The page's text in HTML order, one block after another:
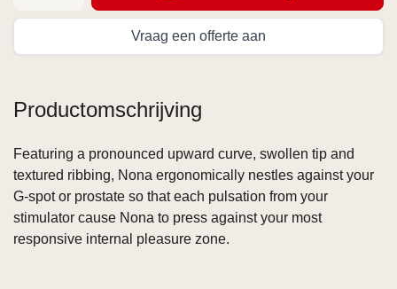
Vraag een offerte aan
Productomschrijving
Featuring a pronounced upward curve, swollen tip and
textured ribbing, Nona ergonomically nestles against your
G-spot or prostate so that each pulsation from your
stimulator cause Nona to press against your most
responsive internal pleasure zone.